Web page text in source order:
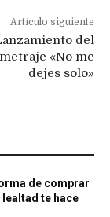
Artículo siguiente
del
«No me
dejes solo»
de comprar
lealtad te hace